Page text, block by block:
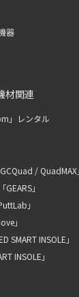
器
材関連
」レンタル
/ QuadMAX」
」
」
」
SMART INSOLE」
INSOLE」